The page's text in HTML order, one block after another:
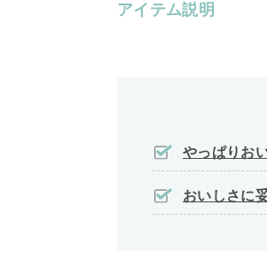
アイテム説明
やっぱりお
おいしさに